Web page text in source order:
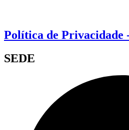
Política de Privacidade
SEDE